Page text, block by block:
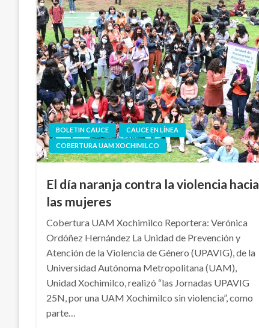
BOLETIN CAUCE
CAUCE EN LÍNEA
COBERTURA UAM XOCHIMILCO
El día naranja contra la violencia hacia
las mujeres
Cobertura UAM Xochimilco Reportera: Verónica
Ordóñez Hernández La Unidad de Prevención y
Atención de la Violencia de Género (UPAVIG), de la
Universidad Autónoma Metropolitana (UAM),
Unidad Xochimilco, realizó “las Jornadas UPAVIG
25N, por una UAM Xochimilco sin violencia”, como
parte…